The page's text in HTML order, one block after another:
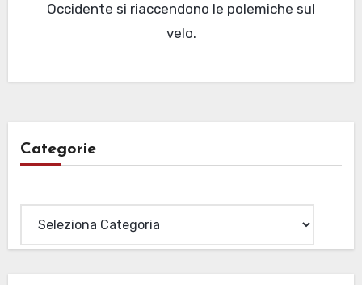
Occidente si riaccendono le polemiche sul
velo.
Categorie